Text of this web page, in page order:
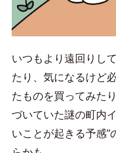
いつもより遠回りし
たり、気になるけど
たものを買ってみた
づいていた謎の町内
いことが起きる予感